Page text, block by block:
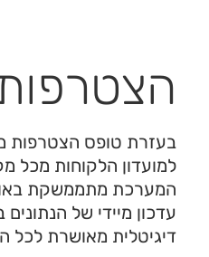
בעזרת טופס הצטרפות
למועדון הלקוחות מכל
המערכת מתממשקת
עדכון מיידי של
דיגיטלית מאושרת לכל